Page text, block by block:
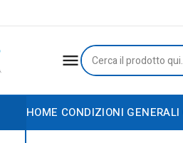

HOME CONDIZIONI GENERALI